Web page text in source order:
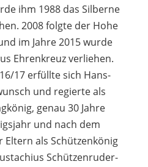
ihm 1988 das Sil­berne
2008 folgte der Hohe
im Jahre 2015 wurde
Ehren­kreuz verliehen.
17 erfüllte sich Hans-
und regierte als
genau 30 Jahre
und nach dem
Eltern als Schüt­zen­kö­nig
Schüt­zen­ru­der­